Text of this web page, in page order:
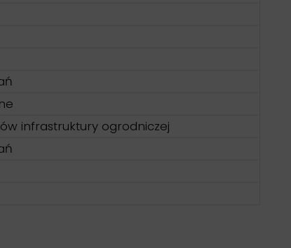
infrastruktury ogrodniczej